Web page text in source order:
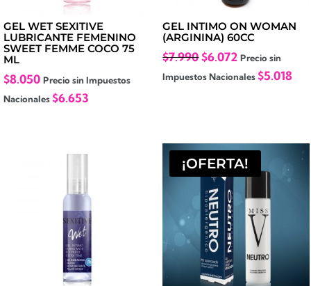
GEL WET SEXITIVE
LUBRICANTE FEMENINO
SWEET FEMME COCO 75
ML
$8.050 Precio sin Impuestos
Nacionales$6.653
GEL INTIMO ON WOMAN
(ARGININA) 60CC
$7.990El
precio
$6.072El
precio
Precio sin
Impuestos Nacionales$5.018
¡OFERTA!